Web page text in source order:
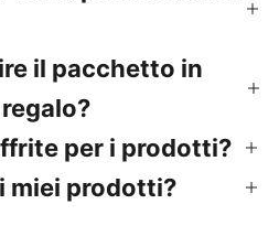
il pacchetto in
per i prodotti?
miei prodotti?